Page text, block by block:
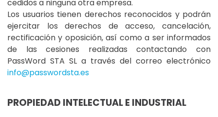
cedidos a ninguna otra empresa.
Los usuarios tienen derechos reconocidos y podrán
ejercitar los derechos de acceso, cancelación,
rectificación y oposición, así como a ser informados
de las cesiones realizadas contactando con
PassWord STA SL a través del correo electrónico
info@passwordsta.es
PROPIEDAD INTELECTUAL E INDUSTRIAL